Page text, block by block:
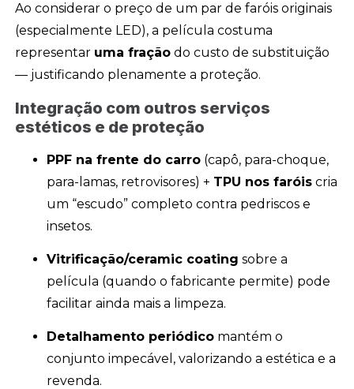
Ao considerar o preço de um par de faróis originais
(especialmente LED), a película costuma
representar uma fração do custo de substituição
— justificando plenamente a proteção.
Integração com outros serviços
estéticos e de proteção
PPF na frente do carro (capô, para-choque,
para-lamas, retrovisores) + TPU nos faróis cria
um “escudo” completo contra pedriscos e
insetos.
Vitrificação/ceramic coating sobre a
película (quando o fabricante permite) pode
facilitar ainda mais a limpeza.
Detalhamento periódico mantém o
conjunto impecável, valorizando a estética e a
revenda.